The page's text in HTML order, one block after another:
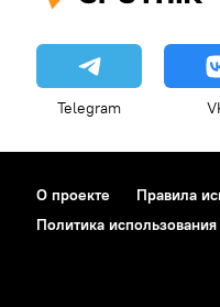
Telegram
О проекте Правила
Политика